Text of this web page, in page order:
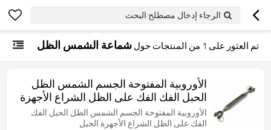
الرجاء إدخال مصطلح البحث
تم العثور على 1 من المنتجات حولشماعة الشمس الظل
الأوروبية المفتوحة الجسم الشمس الظل
الحبل الفك الفك على الظل الشراع الأجهزة
الحبل
الأوروبية المفتوحة الجسم الشمس الظل الحبل الفك
الفك على الظل الشراع الأجهزة الحبل